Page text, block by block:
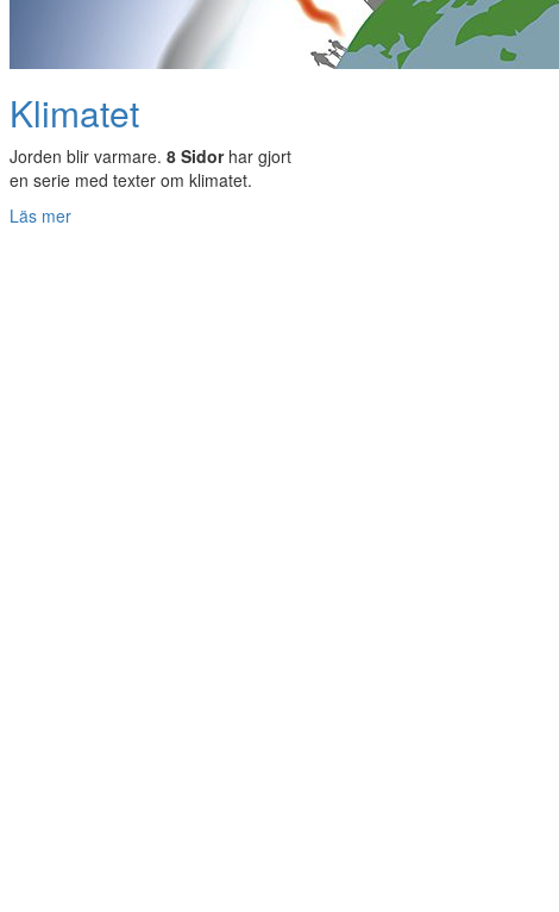
Klimatet
Jorden blir varmare. 8 Sidorhar gjort
en serie med texter om klimatet.
Läs mer